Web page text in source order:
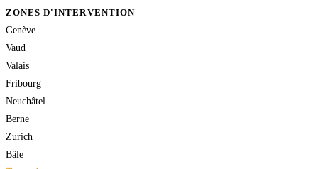
ZONES D'INTERVENTION
Genève
Vaud
Valais
Fribourg
Neuchâtel
Berne
Zurich
Bâle